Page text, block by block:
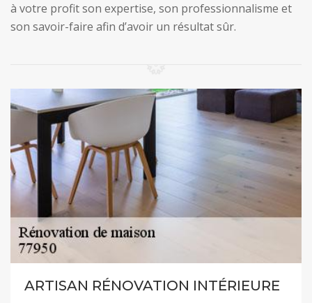
à votre profit son expertise, son professionnalisme et
son savoir-faire afin d’avoir un résultat sûr.
ARTISAN RÉNOVATION INTÉRIEURE